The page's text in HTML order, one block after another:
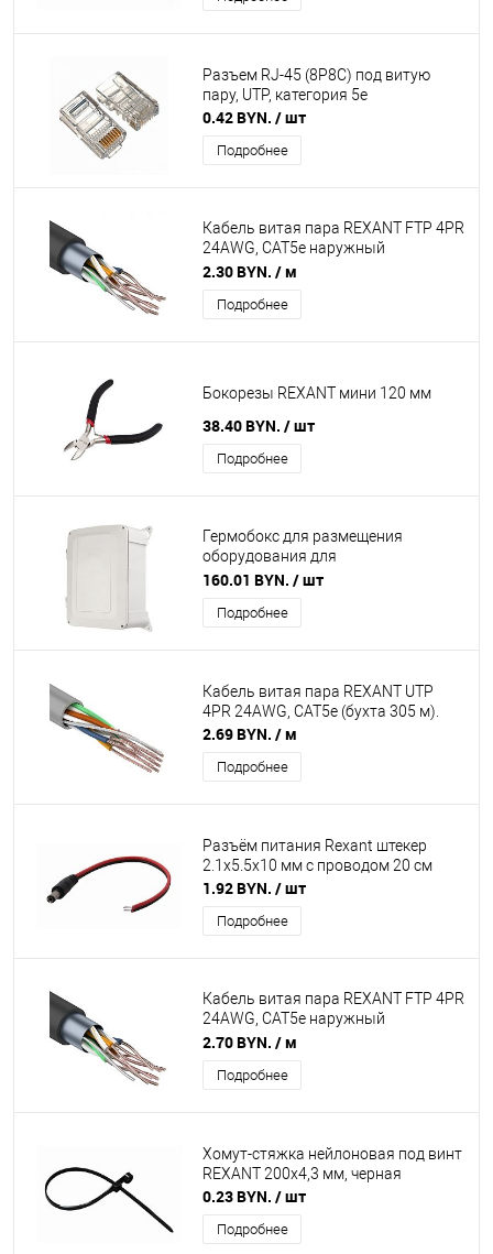
Разъем RJ-45 (8P8C) под витую
пару, UTP, категория 5e
0.42 BYN. / шт
Подробнее
Кабель витая пара REXANT FTP 4PR
24AWG, CAT5e наружный
(OUTDOOR) (бухта 305м в коробке)
2.30 BYN. / м
Подробнее
Бокорезы REXANT мини 120 мм
38.40 BYN. / шт
Подробнее
Гермобокс для размещения
оборудования для
видеонаблюдения 260х340х150 мм
IP65 REXANT
160.01 BYN. / шт
Подробнее
Кабель витая пара REXANT UTP
4PR 24AWG, CAT5e (бухта 305 м).
2.69 BYN. / м
Подробнее
Разъём питания Rexant штекер
2.1х5.5x10 мм с проводом 20 см
1.92 BYN. / шт
Подробнее
Кабель витая пара REXANT FTP 4PR
24AWG, CAT5e наружный
(OUTDOOR)
2.70 BYN. / м
Подробнее
Хомут-стяжкa нейлоновая под винт
REXANT 200x4,3 мм, черная
0.23 BYN. / шт
Подробнее